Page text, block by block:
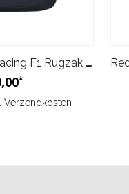
RedBull Oracle Racing F1 Rugzak - Blauw
*
Verzendkosten